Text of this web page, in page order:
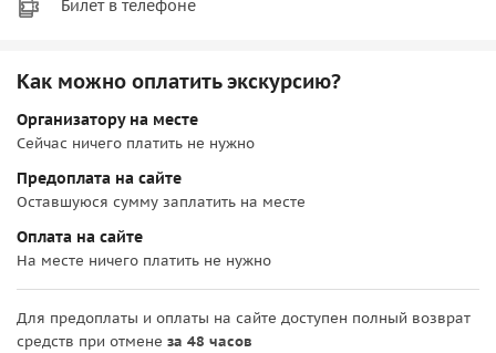
Билет в телефоне
Как можно оплатить экскурсию?
Организатору на месте
Сейчас ничего платить не нужно
Предоплата на сайте
Оставшуюся сумму заплатить на месте
Оплата на сайте
На месте ничего платить не нужно
Для предоплаты и оплаты на сайте доступен полный возврат
средств при отмене за 48 часов